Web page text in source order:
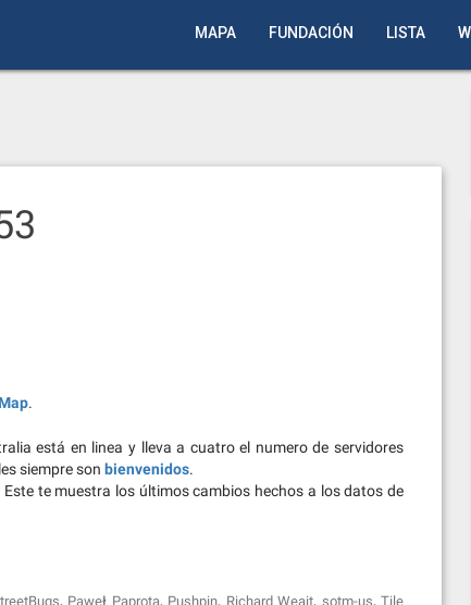
MAPA FUNDACIÓN LISTA
.
está en linea y lleva a cuatro el numero de servidores
siempre son bienvenidos.
Este te muestra los últimos cambios hechos a los datos de
, Paweł Paprota, Pushpin, Richard Weait, sotm-us,Tile